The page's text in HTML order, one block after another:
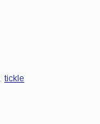
tickle